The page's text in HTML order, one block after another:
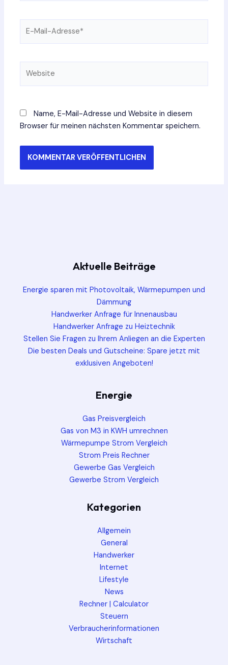
Mail-
Name, E-Mail-Adresse und Website in diesem
Browser für meinen nächsten Kommentar speichern.
Aktuelle Beiträge
Energie sparen mit Photovoltaik, Wärmepumpen und
Dämmung
Handwerker Anfrage für Innenausbau
Handwerker Anfrage zu Heiztechnik
Stellen Sie Fragen zu Ihrem Anliegen an die Experten
Die besten Deals und Gutscheine: Spare jetzt mit
exklusiven Angeboten!
Energie
Gas Preisvergleich
Gas von M3 in KWH umrechnen
Wärmepumpe Strom Vergleich
Strom Preis Rechner
Gewerbe Gas Vergleich
Gewerbe Strom Vergleich
Kategorien
Allgemein
General
Handwerker
Internet
Lifestyle
News
Rechner | Calculator
Steuern
Verbraucherinformationen
Wirtschaft